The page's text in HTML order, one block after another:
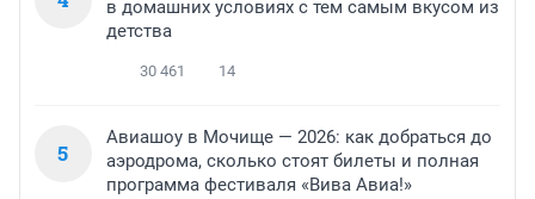
в домашних условиях с тем самым вкусом из
детства
30 461 14
5
Авиашоу в Мочище — 2026: как добраться до
аэродрома, сколько стоят билеты и полная
программа фестиваля «Вива Авиа!»